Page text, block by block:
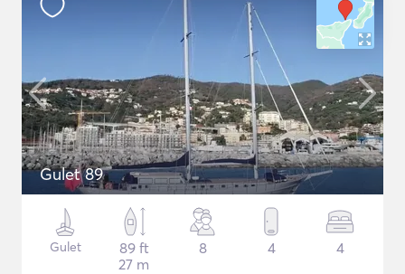
Gulet 89
Gulet
89 ft
27 m
8 4 4